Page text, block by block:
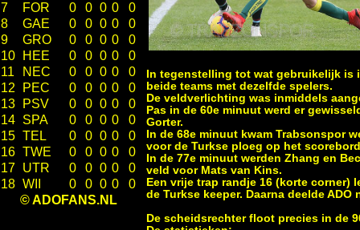
7
FOR 0 0 0 0
0
8
GAE 0 0 0 0
0
9
GRO 0 0 0 0
0
10
HEE 0 0 0 0
0
11
NEC 0 0 0 0
0
12
PEC 0 0 0 0
0
13
PSV 0 0 0 0
0
14 SPA 0 0 0 0
0
15 TEL 0 0 0 0
0
16 TWE 0 0 0 0
0
17 UTR 0 0 0 0
0
18 WII 0 0 0 0
0
© ADOFANS.NL
In tegenstelling tot wat gebruikelijk is
beide teams met dezelfde spelers.
De veldverlichting was inmiddels
Pas in de 60e minuut werd er
Gorter.
In de 68e minuut kwam Trabsonspor
voor de Turkse ploeg op het
In de 77e minuut werden Zhang en
veld voor Mats van Kins.
Een vrije trap randje 16 (korte
de Turkse keeper. Daarna deelde
De scheidsrechter floot precies in de